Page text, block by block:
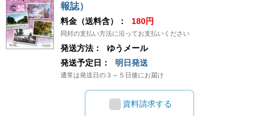
報誌）
料金（送料含）： 180円
同封の支払い方法に沿ってお支払いください
発送方法：
ゆうメール
発送予定日：
明日発送
通常は発送日の３～５日後にお届け
資料請求する